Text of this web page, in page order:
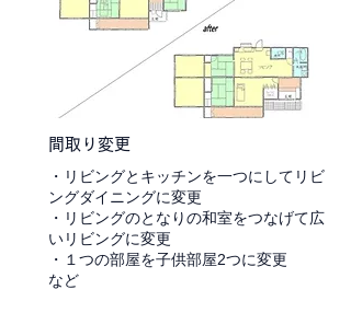
間取り変更
・リビングとキッチンを一つにしてリビ
ングダイニングに変更
・リビングのとなりの和室をつなげて広
いリビングに変更
・１つの部屋を子供部屋2つに変更
など